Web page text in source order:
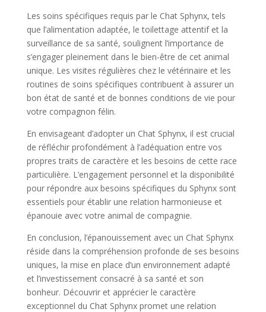
Les soins spécifiques requis par le Chat Sphynx, tels
que l’alimentation adaptée, le toilettage attentif et la
surveillance de sa santé, soulignent l’importance de
s’engager pleinement dans le bien-être de cet animal
unique. Les visites régulières chez le vétérinaire et les
routines de soins spécifiques contribuent à assurer un
bon état de santé et de bonnes conditions de vie pour
votre compagnon félin.
En envisageant d’adopter un Chat Sphynx, il est crucial
de réfléchir profondément à l’adéquation entre vos
propres traits de caractère et les besoins de cette race
particulière. L’engagement personnel et la disponibilité
pour répondre aux besoins spécifiques du Sphynx sont
essentiels pour établir une relation harmonieuse et
épanouie avec votre animal de compagnie.
En conclusion, l’épanouissement avec un Chat Sphynx
réside dans la compréhension profonde de ses besoins
uniques, la mise en place d’un environnement adapté
et l’investissement consacré à sa santé et son
bonheur. Découvrir et apprécier le caractère
exceptionnel du Chat Sphynx promet une relation